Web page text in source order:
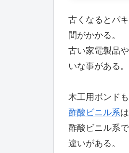
古くなるとパ
間がかかる。
古い家電製品
いな事がある。
木工用ボンドも
酢酸ビニル系
酢酸ビニル系
違いがある。